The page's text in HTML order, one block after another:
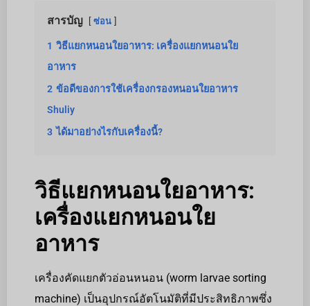
สารบัญ ซ่อน
1 วิธีแยกหนอนใยอาหาร: เครื่องแยกหนอนใย
อาหาร
2 ข้อดีของการใช้เครื่องกรองหนอนใยอาหาร
Shuliy
3 ได้มาอย่างไรกับเครื่องนี้?
วิธีแยกหนอนใยอาหาร:
เครื่องแยกหนอนใย
อาหาร
เครื่องคัดแยกตัวอ่อนหนอน (worm larvae sorting
machine) เป็นอุปกรณ์อัตโนมัติที่มีประสิทธิภาพซึ่ง